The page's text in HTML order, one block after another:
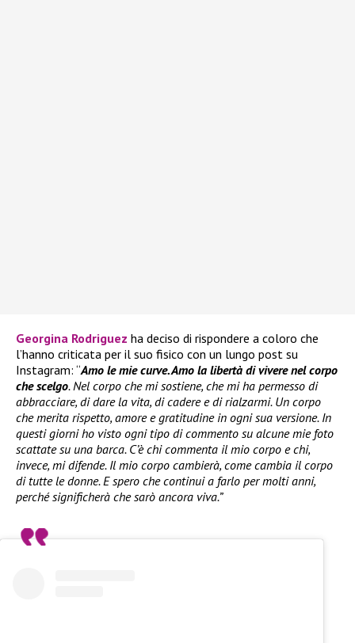
Georgina Rodriguez ha deciso di rispondere a coloro che
l’hanno criticata per il suo fisico con un lungo post su
Instagram: “Amo le mie curve. Amo la libertà di vivere nel corpo
che scelgo. Nel corpo che mi sostiene, che mi ha permesso di
abbracciare, di dare la vita, di cadere e di rialzarmi. Un corpo
che merita rispetto, amore e gratitudine in ogni sua versione. In
questi giorni ho visto ogni tipo di commento su alcune mie foto
scattate su una barca. C’è chi commenta il mio corpo e chi,
invece, mi difende. Il mio corpo cambierà, come cambia il corpo
di tutte le donne. E spero che continui a farlo per molti anni,
perché significherà che sarò ancora viva.”